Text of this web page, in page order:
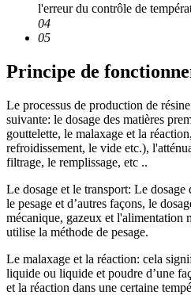
l'erreur du contrôle de
04
05
Principe de
Le processus de production de
suivante: le dosage des matières
gouttelette, le malaxage et la
refroidissement, le vide etc.),
filtrage, le remplissage, etc ..
Le dosage et le transport: Le
le pesage et d’autres façons, le
mécanique, gazeux et l'alimentation
utilise la méthode de pesage.
Le malaxage et la réaction: cela
liquide ou liquide et poudre d’une
et la réaction dans une certaine